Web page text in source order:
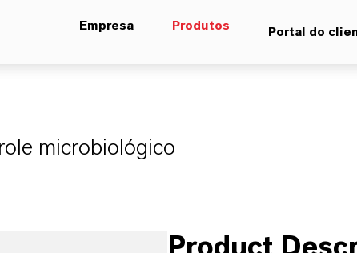
Empresa Produtos Portal do
microbiológico